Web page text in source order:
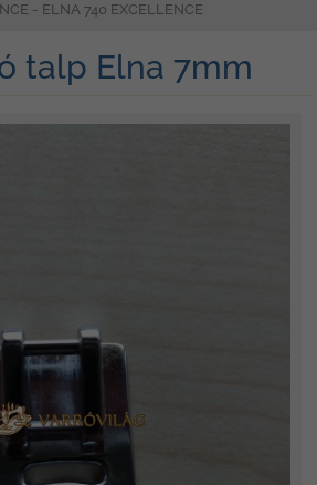
- ELNA 740 EXCELLENCE
talp Elna 7mm